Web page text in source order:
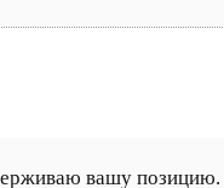
вашу позицию.